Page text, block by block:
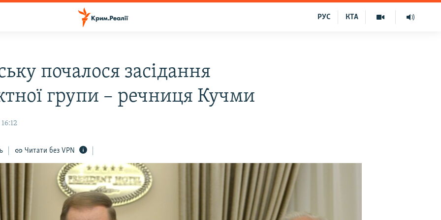
КТА
РУС
почалося засідання
групи – речниця Кучми
Читати без VPN